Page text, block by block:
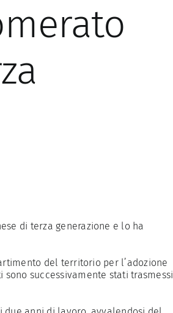
di terza generazione e lo ha
del territorio per l’adozione
successivamente stati trasmessi